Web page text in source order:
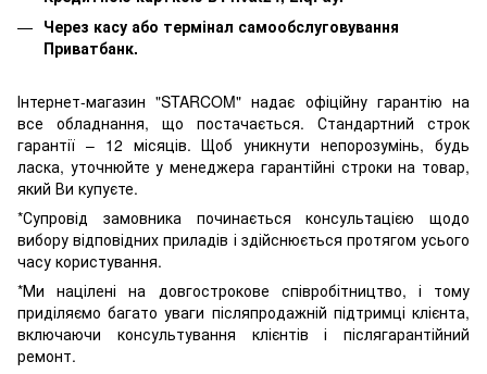
Через касу або термінал самообслуговування
Приватбанк.
Інтернет-магазин "STARCOM" надає офіційну гарантію на
все обладнання, що постачається. Стандартний строк
гарантії – 12 місяців. Щоб уникнути непорозумінь, будь
ласка, уточнюйте у менеджера гарантійні строки на товар,
який Ви купуєте.
*Супровід замовника починається консультацією щодо
вибору відповідних приладів і здійснюється протягом усього
часу користування.
*Ми націлені на довгострокове співробітництво, і тому
приділяємо багато уваги післяпродажній підтримці клієнта,
включаючи консультування клієнтів і післягарантійний
ремонт.